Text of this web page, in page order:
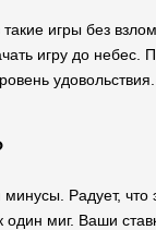
игры без
игру до
минусы. Радует,
один миг. Ваши